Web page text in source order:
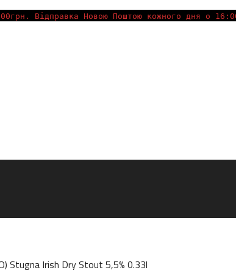
Відправка Новою Поштою кожного дня о
Stugna Irish Dry Stout 5,5% 0.33l